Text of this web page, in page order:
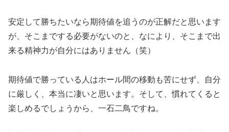
安定して勝ちたいなら期待値を追うのが正解だと思います
が、そこまでする必要がないのと、なにより、そこまで出
来る精神力が自分にはありません（笑）
期待値で勝っている人はホール間の移動も苦にせず、自分
に厳しく、本当に凄いと思います。そして、慣れてくると
楽しめるでしょうから、一石二鳥ですね。